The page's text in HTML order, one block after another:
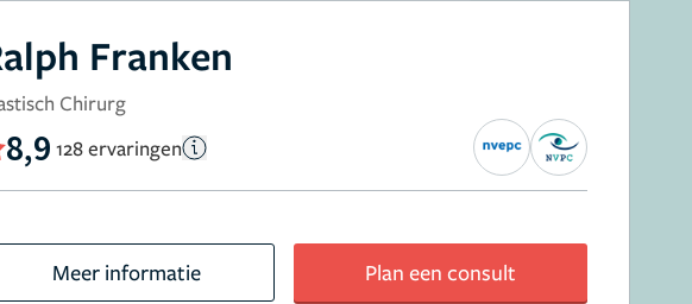
Franken
Chirurg
8,9 128 ervaringen
Meer informatie Plan een consult